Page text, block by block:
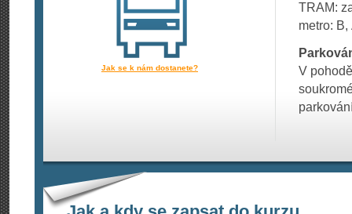
TRAM:
metro:
V
Jak se k nám dostanete?